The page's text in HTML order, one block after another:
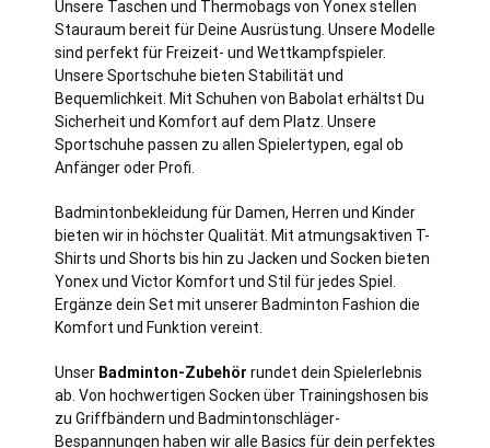
Unsere Taschen und Thermobags von Yonex stellen
Stauraum bereit für Deine Ausrüstung. Unsere Modelle
sind perfekt für Freizeit- und Wettkampfspieler.
Unsere Sportschuhe bieten Stabilität und
Bequemlichkeit. Mit Schuhen von Babolat erhältst Du
Sicherheit und Komfort auf dem Platz. Unsere
Sportschuhe passen zu allen Spielertypen, egal ob
Anfänger oder Profi.
Badmintonbekleidung für Damen, Herren und Kinder
bieten wir in höchster Qualität. Mit atmungsaktiven T-
Shirts und Shorts bis hin zu Jacken und Socken bieten
Yonex und Victor Komfort und Stil für jedes Spiel.
Ergänze dein Set mit unserer Badminton Fashion die
Komfort und Funktion vereint.
Unser Badminton-Zubehör rundet dein Spielerlebnis
ab. Von hochwertigen Socken über Trainingshosen bis
zu Griffbändern und Badmintonschläger-
Bespannungen haben wir alle Basics für dein perfektes